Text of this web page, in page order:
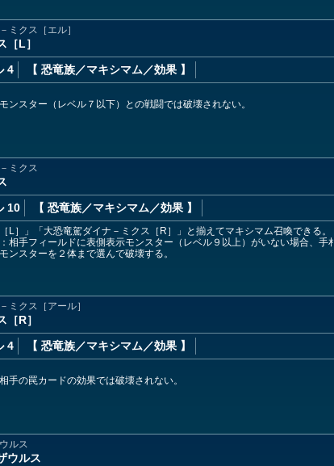
ミクス［エル］
［L］
4 【 恐竜族／マキシマム／効果 】
ンスター（レベル７以下）との戦闘では破壊されない。
ミクス
10 【 恐竜族／マキシマム／効果 】
L］」「大恐竜駕ダイナ－ミクス［R］」と揃えてマキシマム召喚できる。
相手フィールドに表側表示モンスター（レベル９以上）がいない場合、手
ンスターを２体まで選んで破壊する。
ミクス［アール］
R］
4 【 恐竜族／マキシマム／効果 】
手の罠カードの効果では破壊されない。
ルス
ウルス